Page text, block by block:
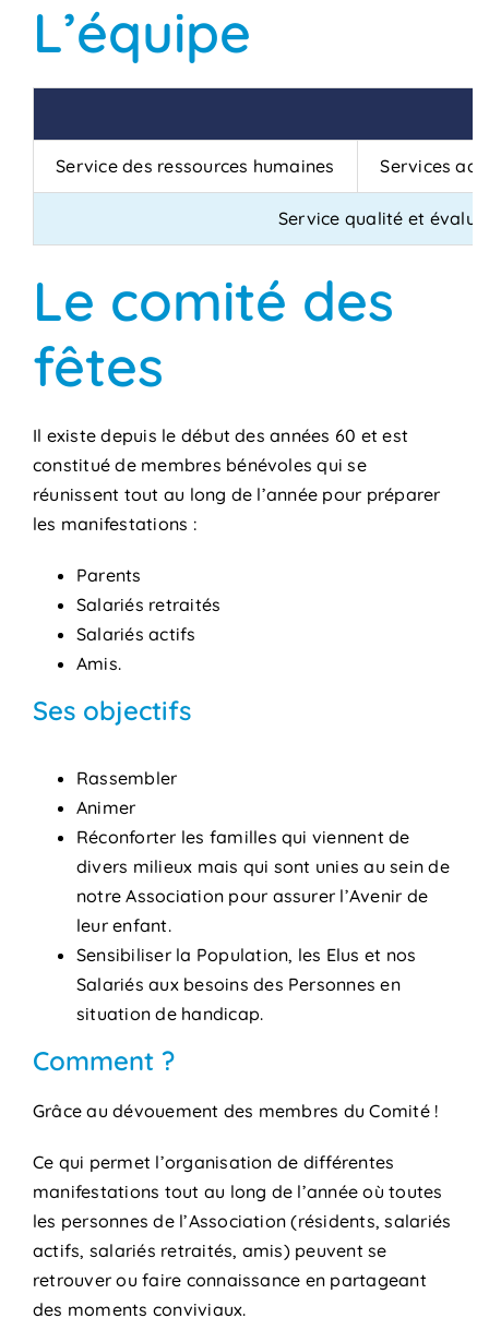
L’équipe
Service des ressources humaines Services
Service qualité et
Le comité des
fêtes
Il existe depuis le début des années 60 et est
constitué de membres bénévoles qui se
réunissent tout au long de l’année pour préparer
les manifestations :
Parents
Salariés retraités
Salariés actifs
Amis.
Ses objectifs
Rassembler
Animer
Réconforter les familles qui viennent de
divers milieux mais qui sont unies au sein de
notre Association pour assurer l’Avenir de
leur enfant.
Sensibiliser la Population, les Elus et nos
Salariés aux besoins des Personnes en
situation de handicap.
Comment ?
Grâce au dévouement des membres du Comité !
Ce qui permet l’organisation de différentes
manifestations tout au long de l’année où toutes
les personnes de l’Association (résidents, salariés
actifs, salariés retraités, amis) peuvent se
retrouver ou faire connaissance en partageant
des moments conviviaux.